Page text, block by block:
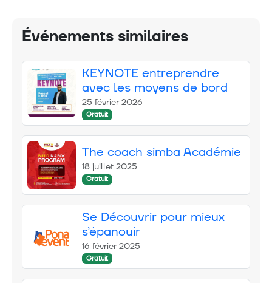
Événements similaires
KEYNOTE entreprendre
avec les moyens de bord
25 février 2026
Gratuit
The coach simba Académie
18 juillet 2025
Gratuit
Se Découvrir pour mieux
s’épanouir
16 février 2025
Gratuit